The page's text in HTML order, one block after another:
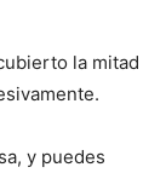
la mitad
y puedes